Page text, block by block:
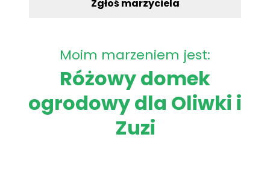
Zgłoś marzyciela
Moim marzeniem jest:
Różowy domek
ogrodowy dla Oliwki i
Zuzi